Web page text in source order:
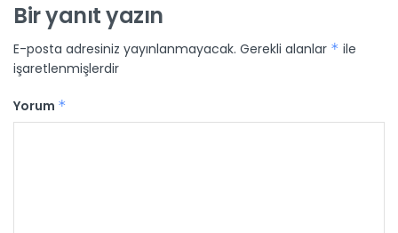
Bir yanıt yazın
E-posta adresiniz yayınlanmayacak. Gerekli alanlar * ile
işaretlenmişlerdir
Yorum *